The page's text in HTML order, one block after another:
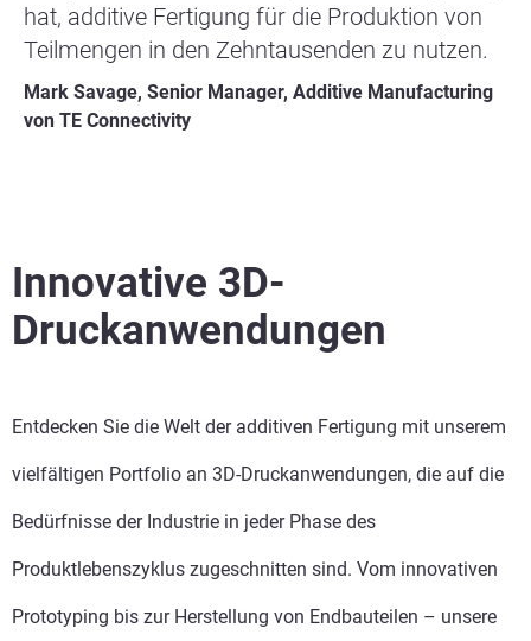
hat, additive Fertigung für die Produktion von
Teilmengen in den Zehntausenden zu nutzen.
Mark Savage, Senior Manager, Additive Manufacturing
von TE Connectivity
Innovative 3D-
Druckanwendungen
Entdecken Sie die Welt der additiven Fertigung mit unserem
vielfältigen Portfolio an 3D-Druckanwendungen, die auf die
Bedürfnisse der Industrie in jeder Phase des
Produktlebenszyklus zugeschnitten sind. Vom innovativen
Prototyping bis zur Herstellung von Endbauteilen – unsere